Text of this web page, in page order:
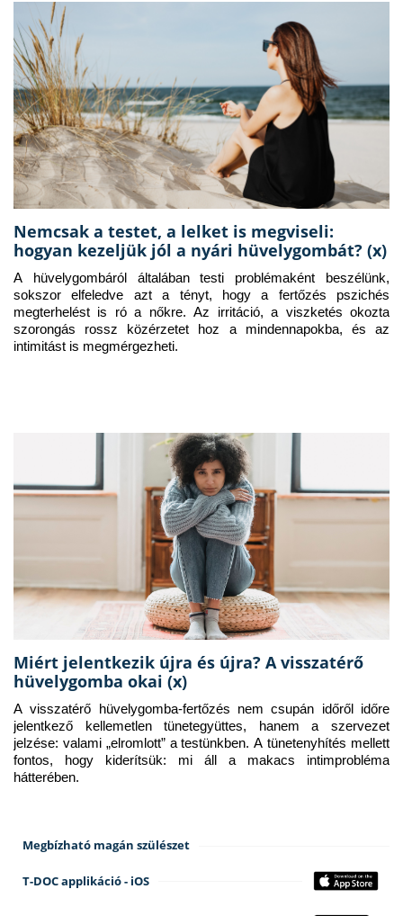
Nemcsak a testet, a lelket is megviseli:
hogyan kezeljük jól a nyári hüvelygombát? (x)
A hüvelygombáról általában testi problémaként beszélünk,
sokszor elfeledve azt a tényt, hogy a fertőzés pszichés
megterhelést is ró a nőkre. Az irritáció, a viszketés okozta
szorongás rossz közérzetet hoz a mindennapokba, és az
intimitást is megmérgezheti.
Miért jelentkezik újra és újra? A visszatérő
hüvelygomba okai (x)
A visszatérő hüvelygomba-fertőzés nem csupán időről időre
jelentkező kellemetlen tünetegyüttes, hanem a szervezet
jelzése: valami „elromlott” a testünkben. A tünetenyhítés mellett
fontos, hogy kiderítsük: mi áll a makacs intimprobléma
hátterében.
Megbízható magán szülészet
T-DOC applikáció - iOS